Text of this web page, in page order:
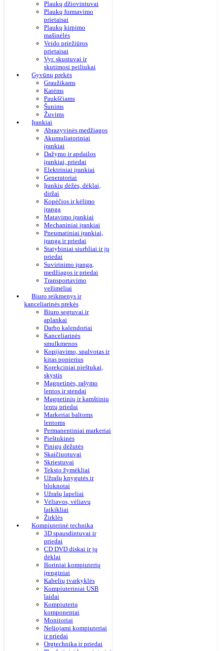
Plaukų džiovintuvai
Plaukų formavimo
prietaisai
Plaukų kirpimo
mašinėlės
Veido priežiūros
prietaisai
Vyr. skustuvai ir
skutimosi peiliukai
Gyvūnų prekės
Graužikams
Katėms
Paukščiams
Šunims
Žuvims
Įrankiai
Abrazyvinės medžiagos
Akumuliatoriniai
įrankiai
Dažymo ir apdailos
įrankiai, priedai
Elektriniai įrankiai
Generatoriai
Įrankių dėžės, dėklai,
diržai
Kopėčios ir kėlimo
įranga
Matavimo įrankiai
Mechaniniai įrankiai
Pneumatiniai įrankiai,
įranga ir priedai
Statybiniai siurbliai ir jų
priedai
Suvirinimo įranga,
medžiagos ir priedai
Transportavimo
vežimėliai
Biuro reikmenys ir
kanceliarinės prekės
Biuro segtuvai ir
aplankai
Darbo kalendoriai
Kanceliarinės
smulkmenos
Kopijavimo, spalvotas ir
kitas popierius
Korekciniai pieštukai,
skystis
Magnetinės, rašymo
lentos ir stendai
Magnetinių ir kamštinių
lentų priedai
Markeriai baltoms
lentoms
Permanentiniai markeriai
Pieštukinės
Pinigų dėžutės
Skaičiuotuvai
Skriestuvai
Teksto žymėkliai
Užrašų knygutės ir
bloknotai
Užrašų lapeliai
Vėliavos, vėliavų
laikikliai
Žirklės
Kompiuterinė technika
3D spausdintuvai ir
priedai
CD DVD diskai ir jų
dėklai
Išoriniai kompiuterių
įrenginiai
Kabelių tvarkyklės
Kompiuteriniai USB
laidai
Kompiuterių
komponentai
Monitoriai
Nešiojami kompiuteriai
ir priedai
Orgtechnika ir priedai